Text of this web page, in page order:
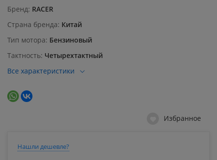
Бренд RACER
Страна бренда Китай
Тип мотора Бензиновый
Тактность Четырехтактный
Все характеристики
Избранное
Нашли дешевле?